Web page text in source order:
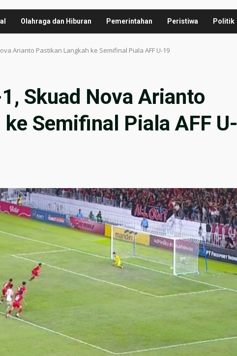
Olahraga dan Hiburan Pemerintahan Peristiwa Politik
Arianto Pastikan Langkah ke Semifinal Piala AFF U-19
Skuad Nova Arianto
Semifinal Piala AFF U-